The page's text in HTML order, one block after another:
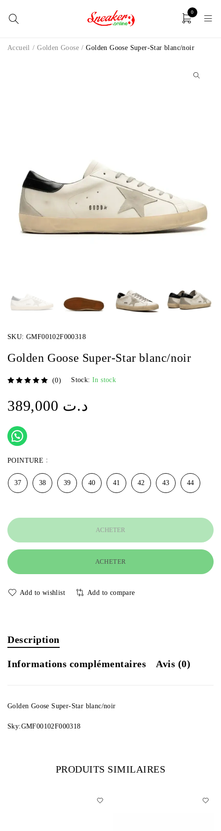
0
Accueil / Golden Goose / Golden Goose Super-Star blanc/noir
SKU: GMF00102F000318
Golden Goose Super-Star blanc/noir
(0) Stock: In stock
د.ت
POINTURE
37 38 39 40 41 42 43 44
ACHETER
ACHETER
Add to wishlist Add to compare
Description
Informations complémentaires Avis (0)
Golden Goose Super-Star blanc/noir
Sky:GMF00102F000318
PRODUITS SIMILAIRES